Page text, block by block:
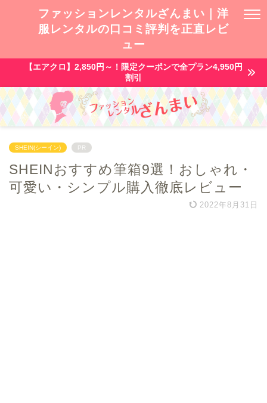
ファッションレンタルざんまい｜洋
服レンタルの口コミ評判を正直レビ
ュー
【エアクロ】2,850円～！限定クーポンで全プラン4,950円
割引
SHEIN(シーイン) PR
SHEINおすすめ筆箱9選！おしゃれ・
可愛い・シンプル購入徹底レビュー
2022年8月31日